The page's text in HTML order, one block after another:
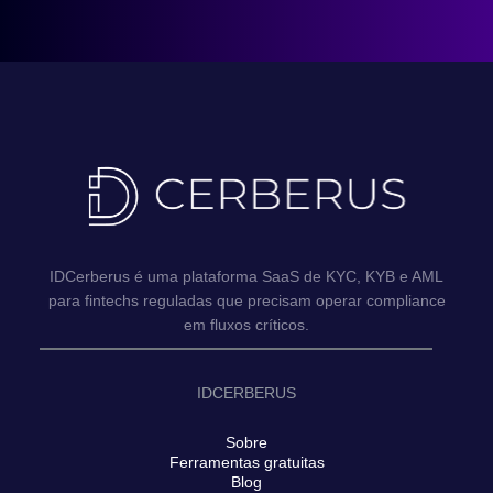
IDCerberus é uma plataforma SaaS de KYC, KYB e AML
para fintechs reguladas que precisam operar compliance
em fluxos críticos.
IDCERBERUS
Sobre
Ferramentas gratuitas
Blog